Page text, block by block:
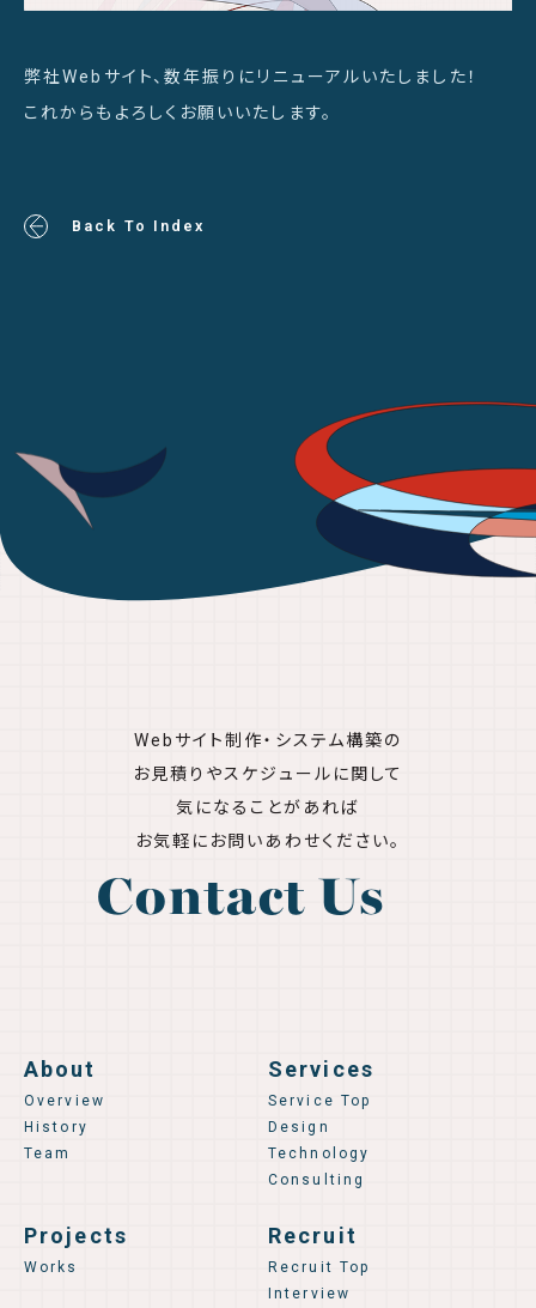
弊社Webサイト、数年振りにリニューアルいたしました！
これからもよろしくお願いいたします。
Back To Index
Webサイト制作・システム構築の
お見積りやスケジュールに関して
気になることがあれば
お気軽にお問いあわせください。
Contact Us
About
Overview
History
Team
Services
Service Top
Design
Technology
Consulting
Projects
Works
Recruit
Recruit Top
Interview